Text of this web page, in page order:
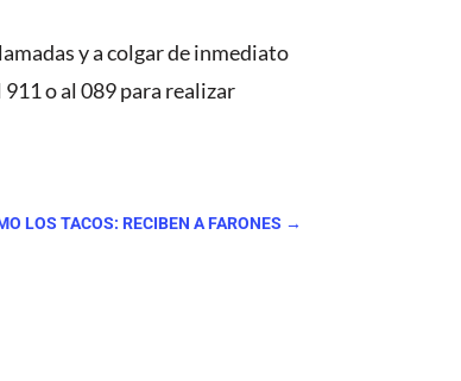
y a colgar de inmediato
o al 089 para realizar
LOS TACOS: RECIBEN A FARONES →